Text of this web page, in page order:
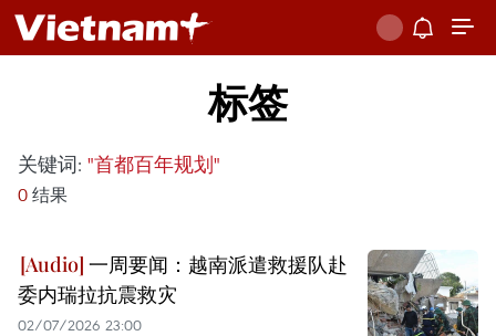
标签
关键词: "首都百年规划"
0 结果
一周要闻：越南派遣救援队赴
委内瑞拉抗震救灾
02/07/2026 23:00